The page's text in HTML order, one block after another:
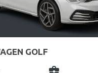
GOLF
business_center